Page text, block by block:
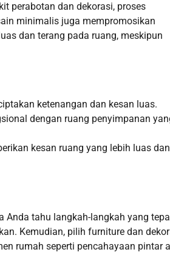
perabotan dan dekorasi, proses
minimalis juga mempromosikan
dan terang pada ruang, meskipun
ketenangan dan kesan luas.
dengan ruang penyimpanan
kesan ruang yang lebih luas dan
tahu langkah-langkah yang
Kemudian, pilih furniture dan
rumah seperti pencahayaan pintar